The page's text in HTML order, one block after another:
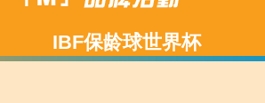
IBF保龄球世界杯